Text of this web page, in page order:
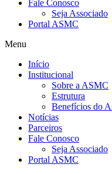
Fale Conosco
Seja Associado
Portal ASMC
Menu
Início
Institucional
Sobre a ASMC
Estrutura
Benefícios do
Notícias
Parceiros
Fale Conosco
Seja Associado
Portal ASMC